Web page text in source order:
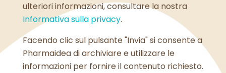
ulteriori informazioni, consultare la nostra
Informativa sulla privacy.
Facendo clic sul pulsante "Invia" si consente a
Pharmaidea di archiviare e utilizzare le
informazioni per fornire il contenuto richiesto.